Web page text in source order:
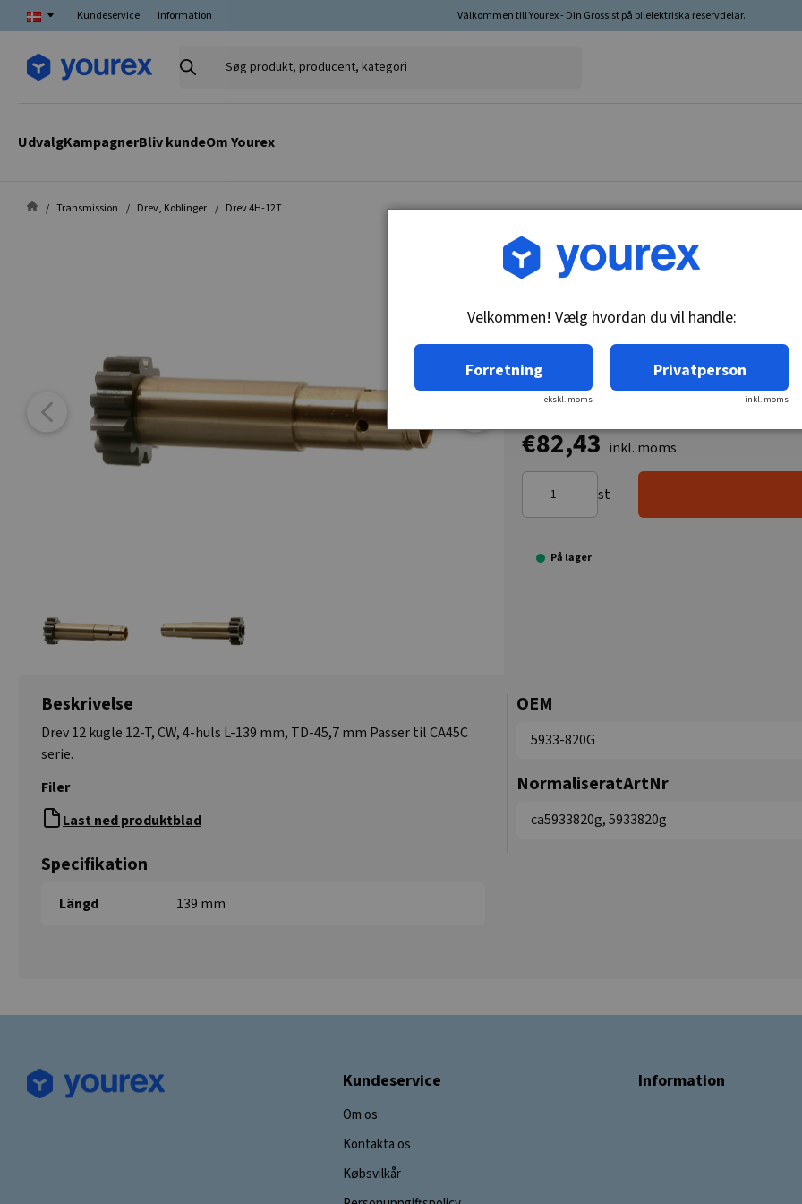
Kundeservice Information Välkommen till Yourex - Din Grossist på bilelektriska reservdelar.
Søg
UdvalgKampagnerBliv kundeOm Yourex
Transmission Drev, Koblinger Drev 4H-12T
Vare nr.: CA-5933-820G
€82,43 inkl. moms
st
På lager
Beskrivelse
Drev 12 kugle 12-T, CW, 4-huls L-139 mm, TD-45,7 mm Passer til CA45C
serie.
Filer
Last ned produktblad
Specifikation
Längd 139 mm
OEM
5933-820G
NormaliseratArtNr
ca5933820g, 5933820g
Kundeservice
Om os
Kontakta os
Købsvilkår
Information
Velkommen! Vælg hvordan du vil handle:
Forretning
ekskl. moms
Privatperson
inkl. moms